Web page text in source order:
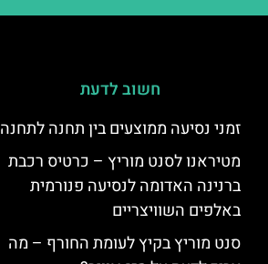
חשוב לדעת
זמני נסיעה ממוצעים בין תחנה לתחנה
מטיראנו לסנט מוריץ – כרטיס רכבת
ברנינה האדומה לנסיעה פנורמית
באלפים השוויצריים
סנט מוריץ בקיץ לעומת החורף – מה